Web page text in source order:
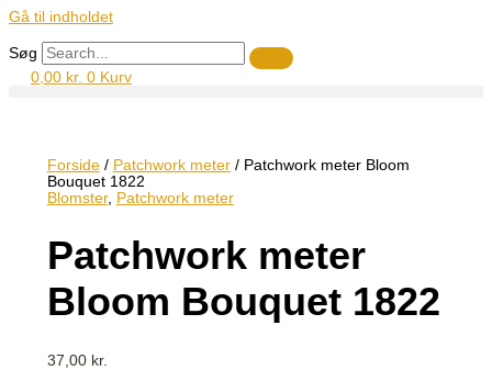
Gå til indholdet
Søg
0,00 kr. 0 Kurv
Forside/ Patchwork meter/ Patchwork meter Bloom
Bouquet 1822
Blomster, Patchwork meter
Patchwork meter
Bloom Bouquet 1822
37,00 kr.